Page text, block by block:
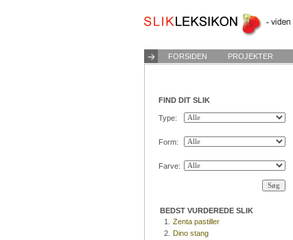
FORSIDEN PROJEKTER
FIND DIT SLIK
Type:
Form:
Farve:
BEDST VURDEREDE SLIK
1.
Zenta pastiller
2. Dino stang